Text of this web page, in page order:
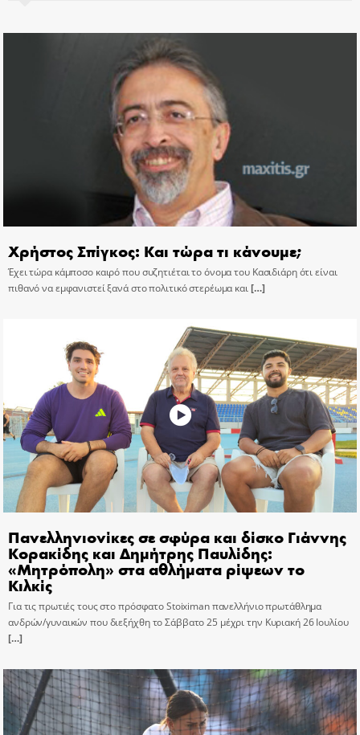
Χρήστος Σπίγκος: Και τώρα τι κάνουμε;
Έχει τώρα κάμποσο καιρό που συζητιέται το όνομα του Κασιδιάρη ότι είναι
πιθανό να εμφανιστεί ξανά στο πολιτικό στερέωμα και[…]
Πανελληνιονίκες σε σφύρα και δίσκο Γιάννης
Κορακίδης και Δημήτρης Παυλίδης:
«Μητρόπολη» στα αθλήματα ρίψεων το
Κιλκίς
Για τις πρωτιές τους στο πρόσφατο Stoiximan πανελλήνιο πρωτάθλημα
ανδρών/γυναικών που διεξήχθη το Σάββατο 25 μέχρι την Κυριακή 26 Ιουλίου
[…]